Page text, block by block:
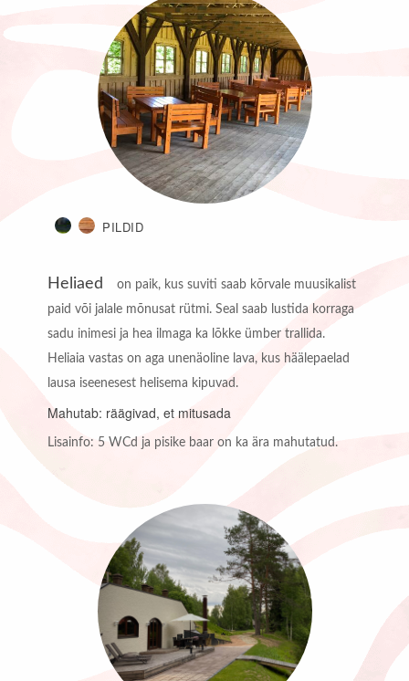
PILDID
Heliaed
on paik, kus suviti saab kõrvale muusikalist
paid või jalale mõnusat rütmi. Seal saab lustida korraga
sadu inimesi ja hea ilmaga ka lõkke ümber trallida.
Heliaia vastas on aga unenäoline lava, kus häälepaelad
lausa iseenesest helisema kipuvad.
Mahutab: räägivad, et mitusada
Lisainfo: 5 WCd ja pisike baar on ka ära mahutatud.